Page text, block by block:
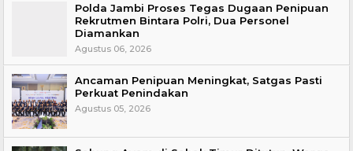
Polda Jambi Proses Tegas Dugaan Penipuan
Rekrutmen Bintara Polri, Dua Personel
Diamankan
Agustus 06, 2026
Ancaman Penipuan Meningkat, Satgas Pasti
Perkuat Penindakan
Agustus 05, 2026